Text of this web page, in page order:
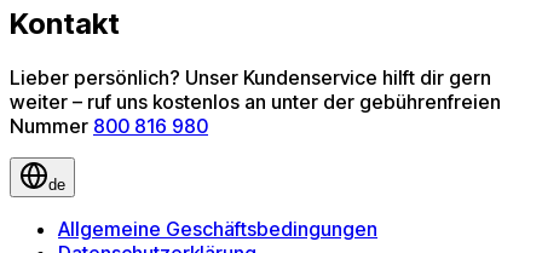
Kontakt
Lieber persönlich? Unser Kundenservice hilft dir gern
weiter – ruf uns kostenlos an unter der gebührenfreien
Nummer 800 816 980
de
Allgemeine Geschäftsbedingungen